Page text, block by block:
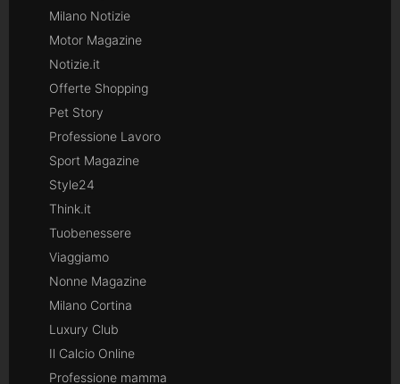
Milano Notizie
Motor Magazine
Notizie.it
Offerte Shopping
Pet Story
Professione Lavoro
Sport Magazine
Style24
Think.it
Tuobenessere
Viaggiamo
Nonne Magazine
Milano Cortina
Luxury Club
Il Calcio Online
Professione mamma